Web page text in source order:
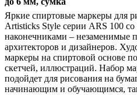
Яркие спиртовые маркеры для
Artisticks Style серии ARS 100
наконечниками – незаменимые
архитекторов и дизайнеров.
маркеры на спиртовой основе
скетчей, иллюстраций. Набор
подойдет для рисования на
начинающим и обучающимся,